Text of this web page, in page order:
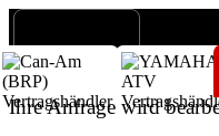
Ihre Anfrage wird